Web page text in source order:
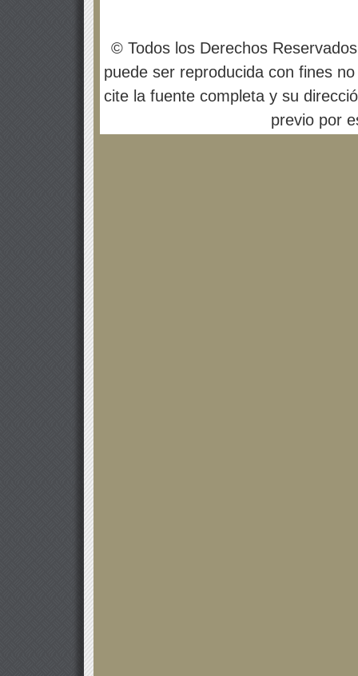
© Todos los Derechos
puede ser reproducida con fines
cite la fuente completa y su
previo por